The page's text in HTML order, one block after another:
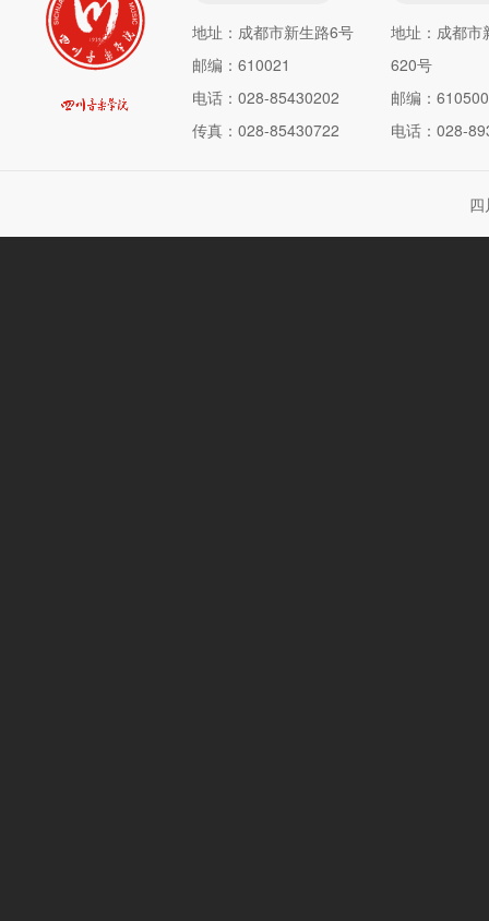
地址：成都市新生路6号
邮编：610021
电话：028-85430202
传真：028-85430722
地址：成都市
620号
邮编：610500
电话：028-